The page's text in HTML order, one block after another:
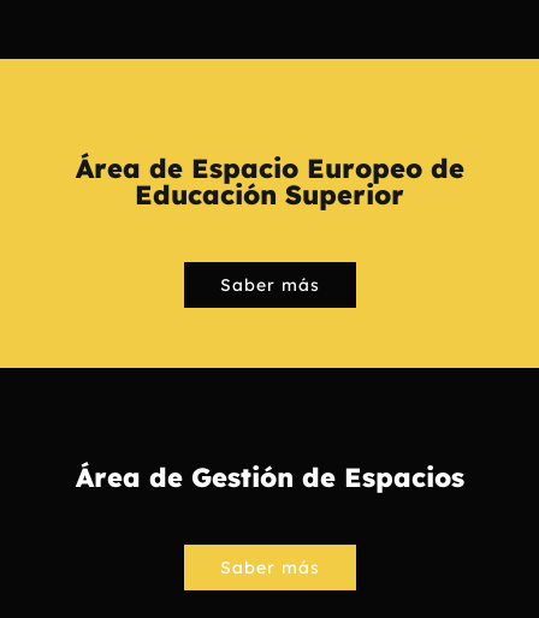
Área de Gestión de Espacios
Saber más
Área de Espacio Europeo de
Educación Superior
Saber más